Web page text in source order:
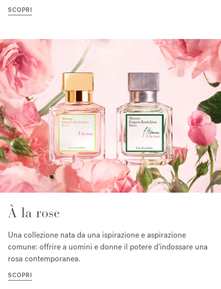
SCOPRI
À la rose
Una collezione nata da una ispirazione e aspirazione
comune: offrire a uomini e donne il potere d'indossare una
rosa contemporanea.
SCOPRI